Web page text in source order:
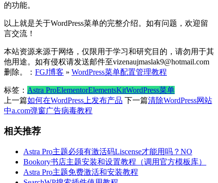
的功能。
以上就是关于WordPress菜单的完整介绍。如有问题，欢迎留
言交流！
本站资源来源于网络，仅限用于学习和研究目的，请勿用于其
他用途。如有侵权请发送邮件至vizenaujmaslak9@hotmail.com
删除。： FGJ博客 » WordPress菜单配置管理教程
标签： Astra ProElementorElementsKitWordPress菜单
上一篇如何在WordPress上发布产品 下一篇清除WordPress网站
中a.com弹窗广告病毒教程
相关推荐
Astra Pro主题必须有激活码Liscense才能用吗？NO
Bookory书店主题安装和设置教程（调用官方模板库）
Astra Pro主题免费激活和安装教程